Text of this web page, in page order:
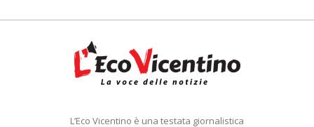
L’Eco Vicentino è una testata giornalistica